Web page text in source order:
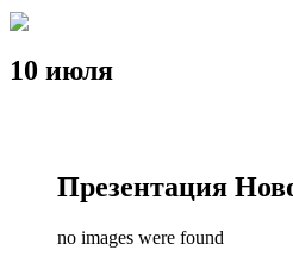
10 июля
Презентация
no images were found